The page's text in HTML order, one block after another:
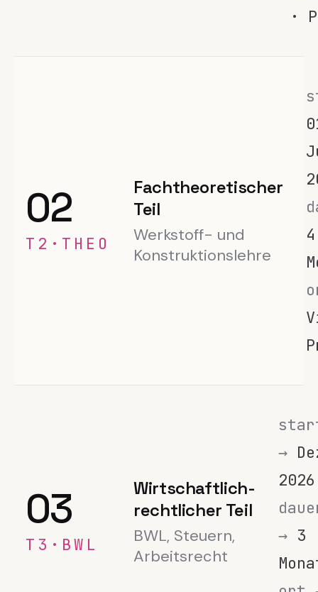
·
02
T2·THEO
Fachtheoretischer
Teil
Werkstoff- und
Konstruktionslehre
4
03
T3·BWL
Wirtschaftlich-
rechtlicher Teil
BWL, Steuern,
Arbeitsrecht
→
2026
→ 3